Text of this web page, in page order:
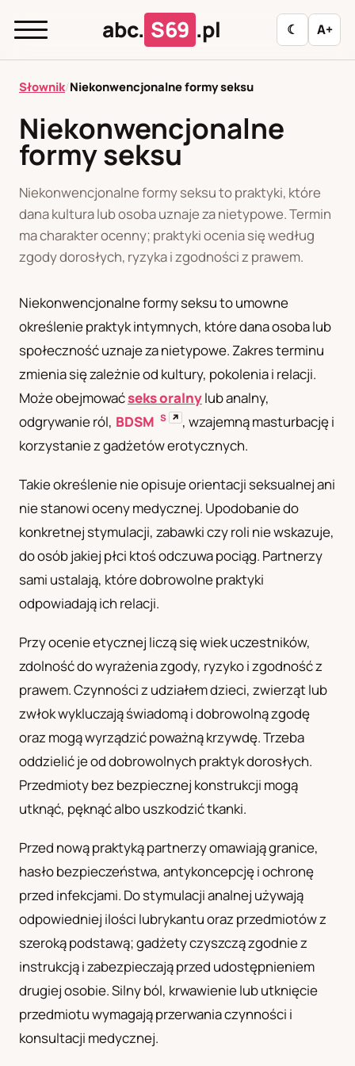
abc. S69 .pl ☾ A+
abc. S69 .pl
A B C D E F
T
U W Z Ł
PL
Polski
RU
Русский
UA
Українська
Słownik/Niekonwencjonalne formy seksu
Niekonwencjonalne
formy seksu
Niekonwencjonalne formy seksu to praktyki, które
dana kultura lub osoba uznaje za nietypowe. Termin
ma charakter ocenny; praktyki ocenia się według
zgody dorosłych, ryzyka i zgodności z prawem.
Niekonwencjonalne formy seksu to umowne
określenie praktyk intymnych, które dana osoba lub
społeczność uznaje za nietypowe. Zakres terminu
zmienia się zależnie od kultury, pokolenia i relacji.
Może obejmowaćseks oralnylub analny,
odgrywanie ról, BDSM S ↗ , wzajemną masturbację i
korzystanie z gadżetów erotycznych.
Takie określenie nie opisuje orientacji seksualnej ani
nie stanowi oceny medycznej. Upodobanie do
konkretnej stymulacji, zabawki czy roli nie wskazuje,
do osób jakiej płci ktoś odczuwa pociąg. Partnerzy
sami ustalają, które dobrowolne praktyki
odpowiadają ich relacji.
Przy ocenie etycznej liczą się wiek uczestników,
zdolność do wyrażenia zgody, ryzyko i zgodność z
prawem. Czynności z udziałem dzieci, zwierząt lub
zwłok wykluczają świadomą i dobrowolną zgodę
oraz mogą wyrządzić poważną krzywdę. Trzeba
oddzielić je od dobrowolnych praktyk dorosłych.
Przedmioty bez bezpiecznej konstrukcji mogą
utknąć, pęknąć albo uszkodzić tkanki.
Przed nową praktyką partnerzy omawiają granice,
hasło bezpieczeństwa, antykoncepcję i ochronę
przed infekcjami. Do stymulacji analnej używają
odpowiedniej ilości lubrykantu oraz przedmiotów z
szeroką podstawą; gadżety czyszczą zgodnie z
instrukcją i zabezpieczają przed udostępnieniem
drugiej osobie. Silny ból, krwawienie lub utknięcie
przedmiotu wymagają przerwania czynności i
konsultacji medycznej.